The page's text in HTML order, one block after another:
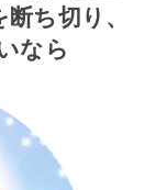
ち切り、
なら